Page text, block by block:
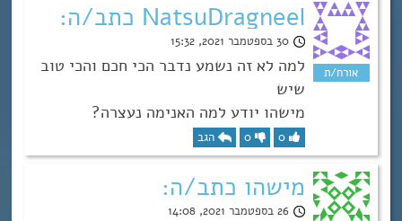
NatsuDragneel כתב/ה:
30 בספטמבר 2021, 15:32
למה לא זה נשמע נדבר הכי חכם והכי טוב
שיש
מישהו יודע למה האנימה נעצרה?
0
0 הגב
מישהו כתב/ה:
26 בספטמבר 2021, 14:08